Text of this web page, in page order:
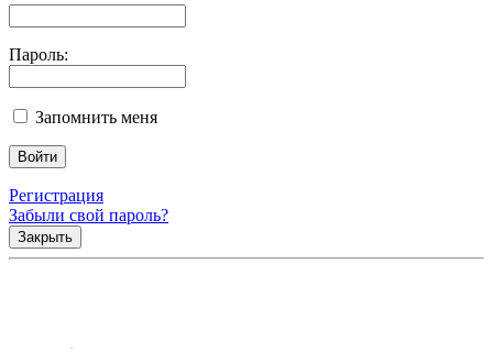
Пароль:
Запомнить меня
Регистрация
Забыли свой пароль?
Закрыть